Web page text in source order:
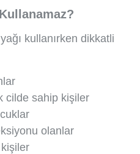
kullanırken dikkatli
cilde sahip kişiler
olanlar